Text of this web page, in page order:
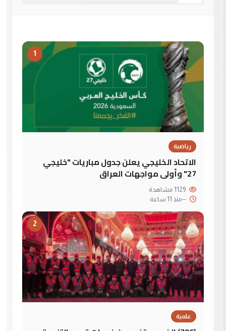
1
رياضية
الاتحاد الخليجي يعلن جدول مباريات "خليجي
27" وأولى مواجهات العراق
--منذ 11 ساعة
2
علمية